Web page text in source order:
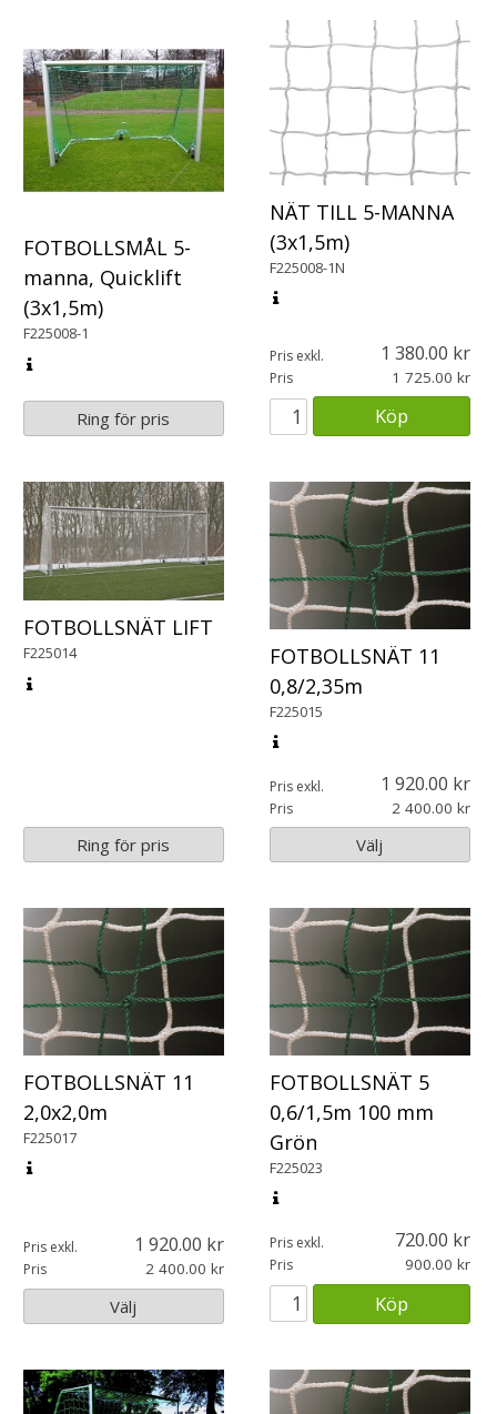
FOTBOLLSMÅL 5-
manna, Quicklift
(3x1,5m)
F225008-1
Ring för pris
NÄT TILL 5-MANNA
(3x1,5m)
F225008-1N
Pris exkl. 1 380.00
Pris 1 725.00
Köp
FOTBOLLSNÄT LIFT
F225014
Ring för pris
FOTBOLLSNÄT 11
0,8/2,35m
F225015
Pris exkl. 1 920.00
Pris 2 400.00
Välj
FOTBOLLSNÄT 11
2,0x2,0m
F225017
Pris exkl. 1 920.00
Pris 2 400.00
Välj
FOTBOLLSNÄT 5
0,6/1,5m 100 mm
Grön
F225023
Pris exkl. 720.00
Pris 900.00
Köp